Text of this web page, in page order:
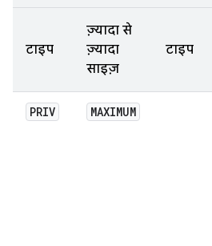
टाइप
ज़्यादा से
ज़्यादा
साइज़
टाइप
PRIV MAXIMUM